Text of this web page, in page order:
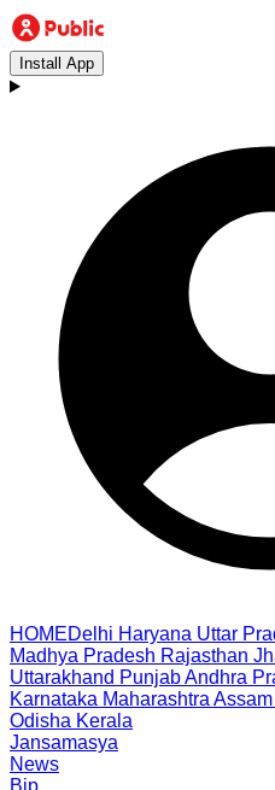
Install App
HOMEDelhi Haryana Uttar
Madhya Pradesh Rajasthan
Uttarakhand PunjabAndhra
Karnataka Maharashtra Assam
Odisha Kerala
Jansamasya
News
Bjp